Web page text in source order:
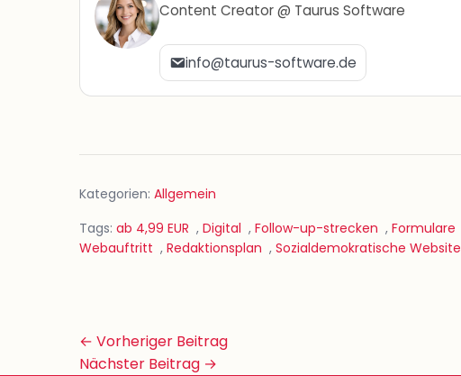
Content Creator @ Taurus Software
info@taurus-software.de
Kategorien: Allgemein
Tags: ab 4,99 EUR , Digital , Follow-up-strecken , Formulare
Webauftritt , Redaktionsplan , Sozialdemokratische Website
Beitrags-
Navigation
← Vorheriger Beitrag
Nächster Beitrag →